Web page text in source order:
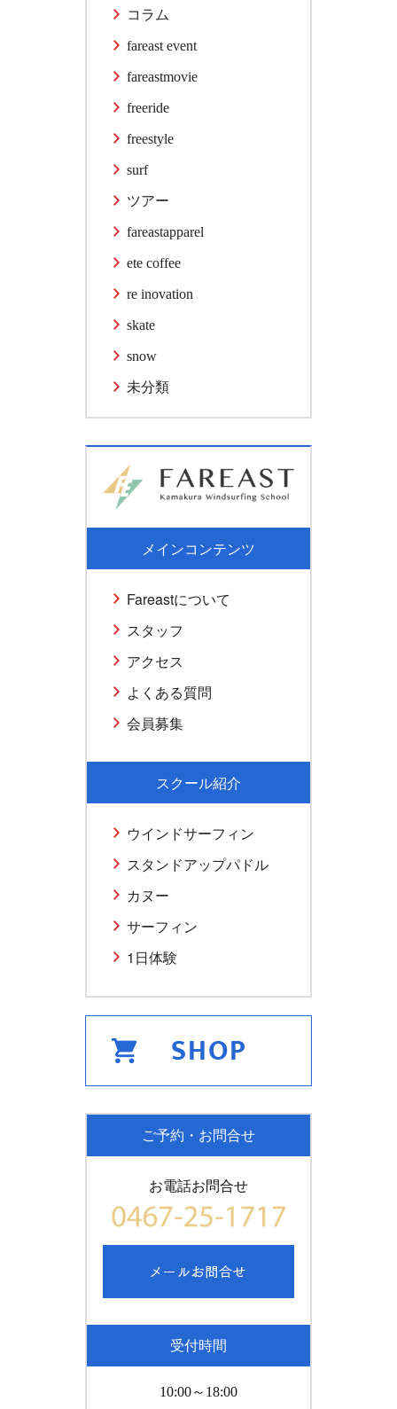
コラム
fareast event
fareastmovie
freeride
freestyle
surf
ツアー
fareastapparel
ete coffee
re inovation
skate
snow
未分類
メインコンテンツ
Fareastについて
スタッフ
アクセス
よくある質問
会員募集
スクール紹介
ウインドサーフィン
スタンドアップパドル
カヌー
サーフィン
1日体験
ご予約・お問合せ
お電話お問合せ
受付時間
10:00～18:00